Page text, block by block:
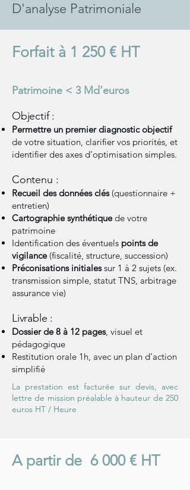
D'analyse Patrimoniale
Forfait à 1 250 € HT
Patrimoine < 3 Md'euros
Objectif :
Permettre un premier diagnostic objectif
de votre situation, clarifier vos priorités, et
identifier des axes d’optimisation simples.
Contenu :
Recueil des données clés(questionnaire +
entretien)
Cartographie synthétiquede votre
patrimoine
Identification des éventuels points de
vigilance(fiscalité, structure, succession)
Préconisations initialessur 1 à 2 sujets (ex.
transmission simple, statut TNS, arbitrage
assurance vie)
Livrable :
Dossier de 8 à 12 pages, visuel et
pédagogique
Restitution orale 1h, avec un plan d’action
simplifié
La prestation est facturée sur devis, avec
lettre de mission préalable à hauteur de 250
euros HT / Heure
A partir de 6 000 € HT